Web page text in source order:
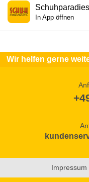
Schuhparadies
In App öffnen
Wir helfen gerne
Impressum